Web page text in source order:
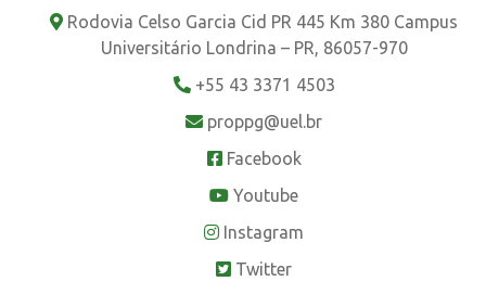
Rodovia Celso Garcia Cid PR 445 Km 380 Campus
Universitário Londrina – PR, 86057-970
+55 43 3371 4503
proppg@uel.br
Facebook
Youtube
Instagram
Twitter